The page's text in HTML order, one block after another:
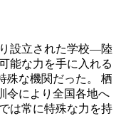
設立された学校―陸
能な力を手に入れる
殊な機関だった。 栖
令により全国各地へ
は常に特殊な力を持